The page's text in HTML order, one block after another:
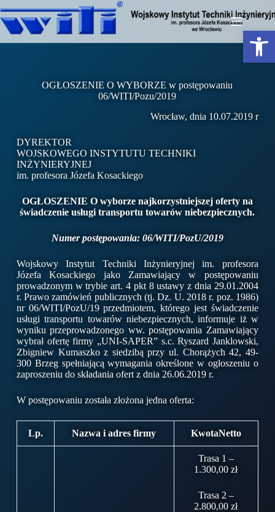
Otwórz pasek narzędzi
OGŁOSZENIE O WYBORZE w postępowaniu
06/WITI/Pozu/2019
Wrocław, dnia 10.07.2019 r
DYREKTOR
WOJSKOWEGO INSTYTUTU TECHNIKI
INŻYNIERYJNEJ
im. profesora Józefa Kosackiego
OGŁOSZENIE O wyborze najkorzystniejszej oferty na
świadczenie usługi transportu towarów niebezpiecznych.
Numer postępowania: 06/WITI/PozU/2019
Wojskowy Instytut Techniki Inżynieryjnej im. profesora
Józefa Kosackiego jako Zamawiający w postępowaniu
prowadzonym w trybie art. 4 pkt 8 ustawy z dnia 29.01.2004
r. Prawo zamówień publicznych (tj. Dz. U. 2018 r. poz. 1986)
nr 06/WITI/PozU/19 przedmiotem, którego jest świadczenie
usługi transportu towarów niebezpiecznych, informuje iż w
wyniku przeprowadzonego ww. postępowania Zamawiający
wybrał ofertę firmy „UNI-SAPER” s.c. Ryszard Janklowski,
Zbigniew Kumaszko z siedzibą przy ul. Chorążych 42, 49-
300 Brzeg spełniającą wymagania określone w ogłoszeniu o
zaproszeniu do składania ofert z dnia 26.06.2019 r.
W postępowaniu została złożona jedna oferta:
Lp. Nazwa i adres firmy KwotaNetto
Trasa 1 –
1.300,00 zł
Trasa 2 –
2.800,00 zł